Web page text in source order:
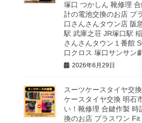
塚口 つかしん 靴修理
計の電池交換のお店 プ
口さんさんタウン店 阪
駅 武庫之荘 JR塚口駅
さんさんタウン１番館
口クロス 塚口サンサン
2026年6月29日
スーツケースタイヤ交
ケースタイヤ交換 明石
い！靴修理 合鍵作製 時
換のお店 プラスワン Fit